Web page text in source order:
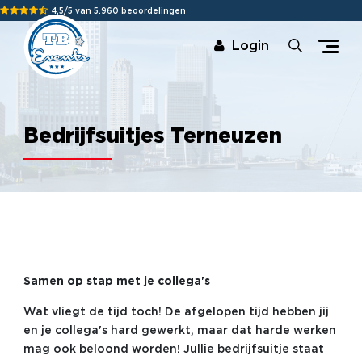
4,5/5 van 5.960 beoordelingen
Login
Bedrijfsuitjes Terneuzen
Samen op stap met je collega's
Wat vliegt de tijd toch! De afgelopen tijd hebben jij
en je collega's hard gewerkt, maar dat harde werken
mag ook beloond worden! Jullie bedrijfsuitje staat